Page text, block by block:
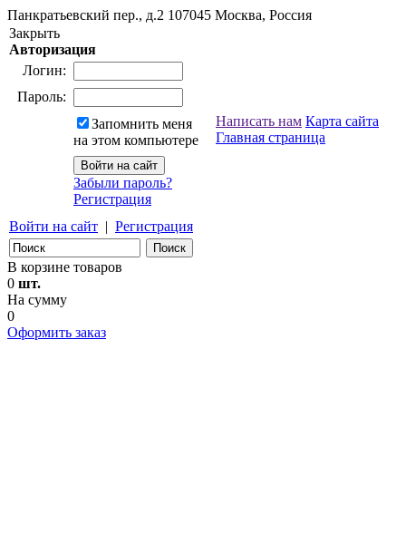
Панкратьевский пер., д.2 107045 Москва, Россия
Закрыть
Авторизация
Логин:
Пароль:
Запомнить меня
на этом компьютере
Забыли пароль?
Регистрация
Войти на сайт | Регистрация
Написать нам Карта сайта
Главная страница
В корзине товаров
0 шт.
На сумму
0
Оформить заказ